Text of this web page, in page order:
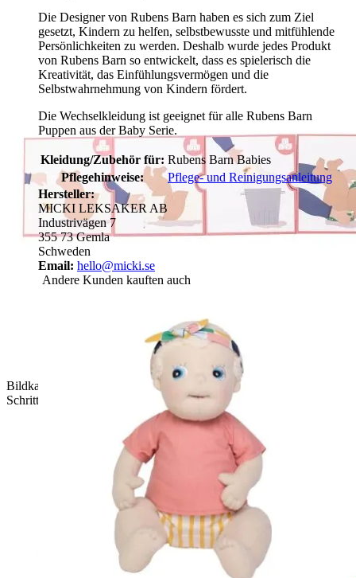
Bildkarten des Rubens Barn Windel-Sets zeigen die Wickel-
Schritte als Puzzle
Die Designer von Rubens Barn haben es sich zum Ziel
gesetzt, Kindern zu helfen, selbstbewusste und mitfühlende
Persönlichkeiten zu werden. Deshalb wurde jedes Produkt
von Rubens Barn so entwickelt, dass es spielerisch die
Kreativität, das Einfühlungsvermögen und die
Selbstwahrnehmung von Kindern fördert.
Die Wechselkleidung ist geeignet für alle Rubens Barn
Puppen aus der Baby Serie.
Kleidung/Zubehör für: Rubens Barn Babies
Pflegehinweise:
Pflege- und Reinigungsanleitung
Hersteller:
MICKI LEKSAKER AB
Industrivägen 7
355 73 Gemla
Schweden
Email: hello@micki.se
Andere Kunden kauften auch